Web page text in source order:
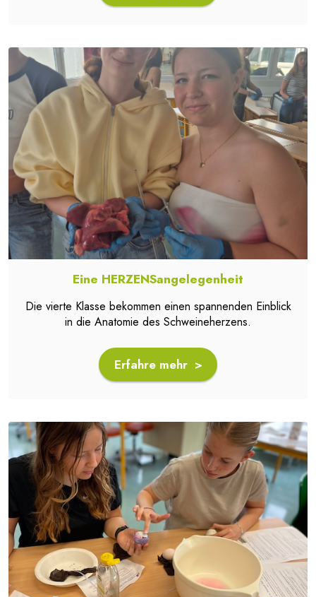
Eine HERZENSangelegenheit
Die vierte Klasse bekommen einen spannenden Einblick
in die Anatomie des Schweineherzens.
Erfahre mehr >